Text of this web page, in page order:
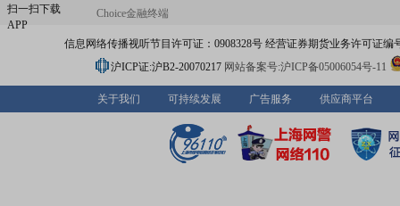
2026-06-17
《
公告》等2条公告
2026-06-12
扫一扫下载
APP
Choice金融终端
信息网络传播视听节目许可证：0908328号 经营证券期货业务许可证编
沪ICP证:沪B2-20070217 网站备案号:沪ICP备05006054号-11
关于我们 可持续发展 广告服务 供应商平台